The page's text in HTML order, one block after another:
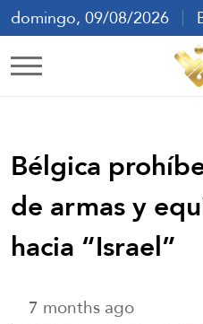
domingo, 09/08/2026
Bélgica
de armas y
hacia “Israel”
7 months ago